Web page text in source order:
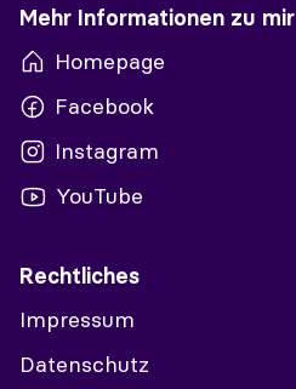
Mehr Informationen zu mir
Homepage
Facebook
Instagram
YouTube
Rechtliches
Impressum
Datenschutz